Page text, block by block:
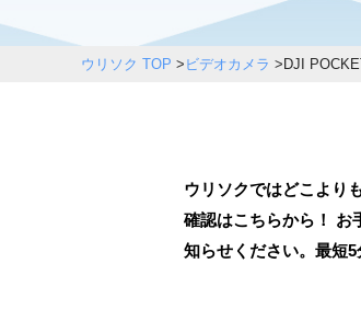
ウリソク TOP > ビデオカメラ > DJI
ウリソクではどこより
確認はこちらから！ お
知らせください。最短5